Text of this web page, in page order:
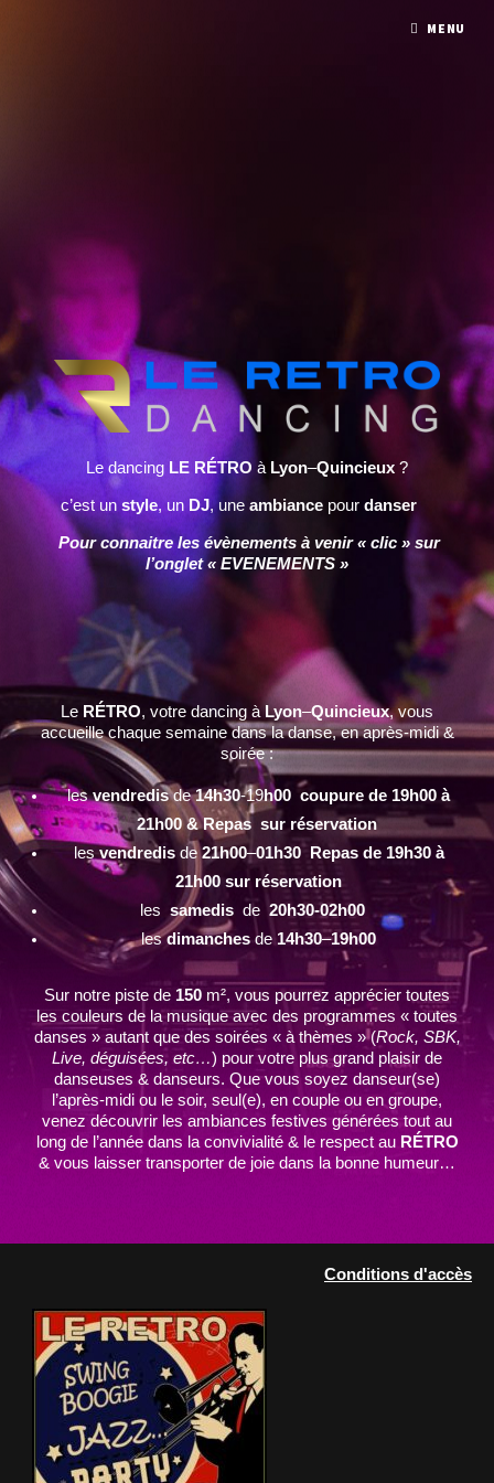
Le dancing LE RÉTRO à Lyon–Quincieux ?
c’est unstyle, un DJ, une ambiancepour danser
Pour connaitre les évènements à venir « clic » sur
l’onglet « EVENEMENTS »
Le RÉTRO, votre dancing àLyon–Quincieux, vous
accueille chaque semaine dans la danse, en après-midi &
soirée :
lesvendredisde14h30-19h00 coupure de 19h00 à
21h00 & Repas sur réservation
lesvendredisde21h00–01h30 Repas de 19h30 à
21h00 sur réservation
les samedis de20h30-02h00
lesdimanches de 14h30–19h00
Sur notre piste de 150 m², vous pourrez apprécier toutes
les couleurs de la musique avec des programmes « toutes
danses » autant que des soirées « à thèmes » (Rock, SBK,
Live, déguisées, etc…) pour votre plus grand plaisir de
danseuses & danseurs. Que vous soyez danseur(se)
l’après-midi ou le soir, seul(e), en couple ou en groupe,
venez découvrir les ambiances festives générées tout au
long de l’année dans la convivialité & le respect au RÉTRO
& vous laisser transporter de joie dans la bonne humeur…
Conditions d'accès
MENU